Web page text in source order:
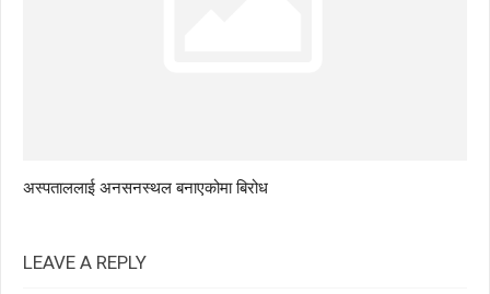
अस्पताललाई अनसनस्थल बनाएकोमा बिरोध
LEAVE A REPLY